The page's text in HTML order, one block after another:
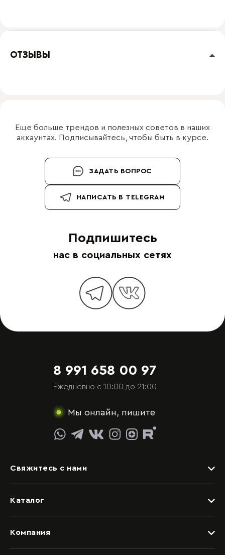
ОТЗЫВЫ
Еще больше трендов и полезных советов в наших
аккаунтах. Подписывайтесь, чтобы быть в курсе.
ЗАДАТЬ ВОПРОС
НАПИСАТЬ В TELEGRAM
Подпишитесь
нас в социальных сетях
8 991 658 00 97
Ежедневно с 10:00 до 21:00
Мы онлайн, пишите
Каталог
Детские
Спальни
Гостиные
Компания
Дизайнерам
Свяжитесь с нами
Задать вопрос
Видеоконсультация со специалистом
Обращение в отдел качества
Написать руководству